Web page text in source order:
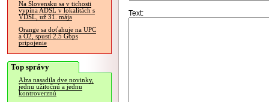
Na Slovensku sa v tichosti
vypína ADSL v lokalitách s
VDSL, už 31. mája
Orange sa doťahuje na UPC
a O2, spustí 2.5 Gbps
pripojenie
Top správy
Alza nasadila dve novinky,
jednu užitočnú a jednu
kontroverznú
Text: